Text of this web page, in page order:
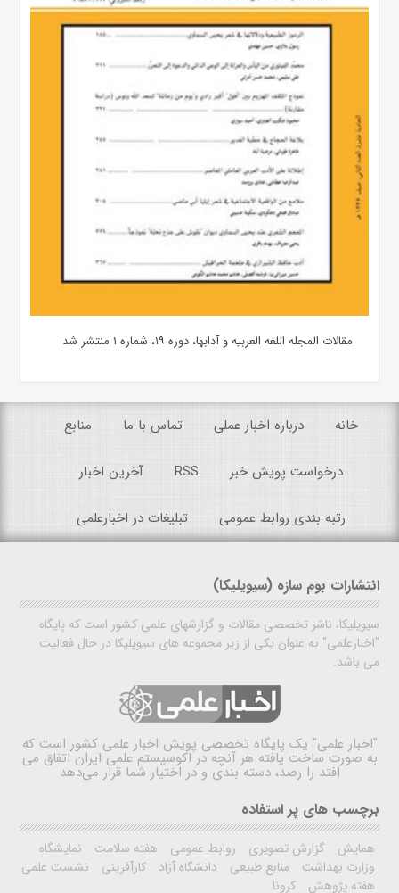
مقالات المجله اللغه العربیه و آدابها، دوره ۱۹، شماره ۱ منتشر شد
خانه درباره اخبار عملی تماس با ما منابع
درخواست پویش خبر RSS آخرین اخبار
رتبه بندی روابط عمومی تبلیغات در اخبارعلمی
انتشارات بوم سازه (سیویلیکا)
سیویلیکا، ناشر تخصصی مقالات و گزارشهای علمی کشور است که پایگاه
"اخبارعلمی" به عنوان یکی از زیر مجموعه های سیویلیکا در حال فعالیت
می باشد.
"اخبار علمی" یک پایگاه تخصصی پویش اخبار علمی کشور است که
به صورت ساخت یافته هر آنچه در اکوسیستم علمی ایران اتفاق می
افتد را رصد، دسته بندی و در اختیار شما قرار می‌دهد
برچسب های پر استفاده
همایش گزارش تصویری روابط عمومی هفته سلامت
نمایشگاه
وزارت بهداشت
منابع طبیعی دانشگاه آزاد کارآفرینی
نشست علمی
هفته پژوهش
کرونا